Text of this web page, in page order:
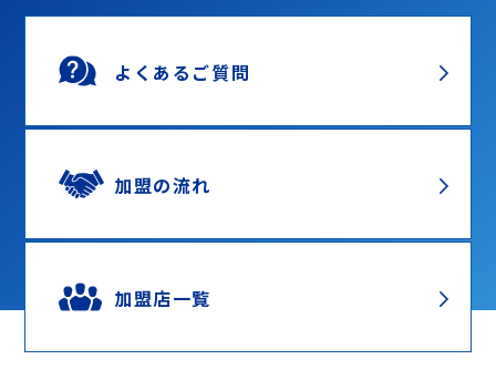
よくあるご質問
加盟の流れ
加盟店一覧